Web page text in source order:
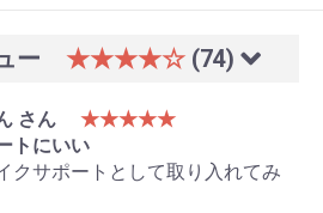
ー ★★★★☆ (74)
さん
★★★★★
トにいい
クサポートとして取り入れてみ